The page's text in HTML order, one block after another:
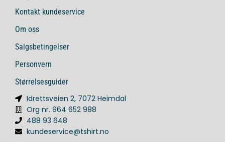
Kontakt kundeservice
Om oss
Salgsbetingelser
Personvern
Størrelsesguider
Idrettsveien 2, 7072 Heimdal
Org nr. 964 652 988
488 93 648
kundeservice@tshirt.no